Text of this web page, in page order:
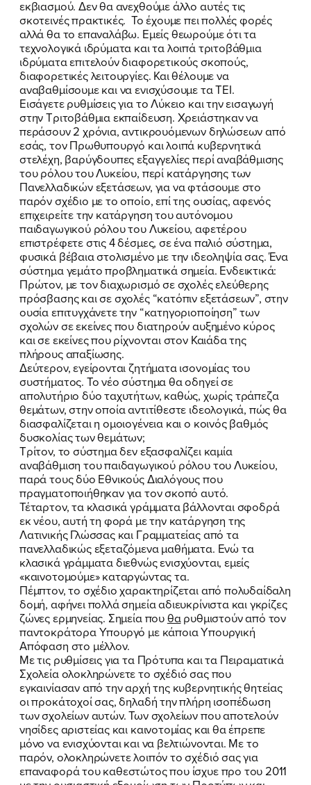
ΠΟΙΑ ΕΙΜΑΙ
ΕΡΓΟ
ΕΚΔΗΛΩΣΕΙΣ
ΝΕΑ
ΕΛΑ ΚΙ ΕΣΥ
FB IN TW YT LN VB TIKTOK
εκβιασμού. Δεν θα ανεχθούμε άλλο αυτές τις
σκοτεινές πρακτικές. Το έχουμε πει πολλές φορές
αλλά θα το επαναλάβω. Εμείς θεωρούμε ότι τα
τεχνολογικά ιδρύματα και τα λοιπά τριτοβάθμια
ιδρύματα επιτελούν διαφορετικούς σκοπούς,
διαφορετικές λειτουργίες. Και θέλουμε να
αναβαθμίσουμε και να ενισχύσουμε τα ΤΕΙ.
Εισάγετε ρυθμίσεις για το Λύκειο και την εισαγωγή
στην Τριτοβάθμια εκπαίδευση. Χρειάστηκαν να
περάσουν 2 χρόνια, αντικρουόμενων δηλώσεων από
εσάς, τον Πρωθυπουργό και λοιπά κυβερνητικά
στελέχη, βαρύγδουπες εξαγγελίες περί αναβάθμισης
του ρόλου του Λυκείου, περί κατάργησης των
Πανελλαδικών εξετάσεων, για να φτάσουμε στο
παρόν σχέδιο με το οποίο, επί της ουσίας, αφενός
επιχειρείτε την κατάργηση του αυτόνομου
παιδαγωγικού ρόλου του Λυκείου, αφετέρου
επιστρέφετε στις 4 δέσμες, σε ένα παλιό σύστημα,
φυσικά βέβαια στολισμένο με την ιδεοληψία σας. Ένα
σύστημα γεμάτο προβληματικά σημεία. Ενδεικτικά:
Πρώτον, με τον διαχωρισμό σε σχολές ελεύθερης
πρόσβασης και σε σχολές “κατόπιν εξετάσεων”, στην
ουσία επιτυγχάνετε την “κατηγοριοποίηση” των
σχολών σε εκείνες που διατηρούν αυξημένο κύρος
και σε εκείνες που ρίχνονται στον Καιάδα της
πλήρους απαξίωσης.
Δεύτερον, εγείρονται ζητήματα ισονομίας του
συστήματος. Το νέο σύστημα θα οδηγεί σε
απολυτήριο δύο ταχυτήτων, καθώς, χωρίς τράπεζα
θεμάτων, στην οποία αντιτίθεστε ιδεολογικά, πώς θα
διασφαλίζεται η ομοιογένεια και ο κοινός βαθμός
δυσκολίας των θεμάτων;
Τρίτον, το σύστημα δεν εξασφαλίζει καμία
αναβάθμιση του παιδαγωγικού ρόλου του Λυκείου,
παρά τους δύο Εθνικούς Διαλόγους που
πραγματοποιήθηκαν για τον σκοπό αυτό.
Τέταρτον, τα κλασικά γράμματα βάλλονται σφοδρά
εκ νέου, αυτή τη φορά με την κατάργηση της
Λατινικής Γλώσσας και Γραμματείας από τα
πανελλαδικώς εξεταζόμενα μαθήματα. Ενώ τα
κλασικά γράμματα διεθνώς ενισχύονται, εμείς
«καινοτομούμε» καταργώντας τα.
Πέμπτον, το σχέδιο χαρακτηρίζεται από πολυδαίδαλη
δομή, αφήνει πολλά σημεία αδιευκρίνιστα και γκρίζες
ζώνες ερμηνείας. Σημεία πουθαρυθμιστούν από τον
παντοκράτορα Υπουργό με κάποια Υπουργική
Απόφαση στο μέλλον.
Με τις ρυθμίσεις για τα Πρότυπα και τα Πειραματικά
Σχολεία ολοκληρώνετε το σχέδιό σας που
εγκαινίασαν από την αρχή της κυβερνητικής θητείας
οι προκάτοχοί σας, δηλαδή την πλήρη ισοπέδωση
των σχολείων αυτών. Των σχολείων που αποτελούν
νησίδες αριστείας και καινοτομίας και θα έπρεπε
μόνο να ενισχύονται και να βελτιώνονται. Με το
παρόν, ολοκληρώνετε λοιπόν το σχέδιό σας για
επαναφορά του καθεστώτος που ίσχυε προ του 2011